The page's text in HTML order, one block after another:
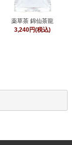
薬草茶 錦仙茶龍
3,240円(税込)